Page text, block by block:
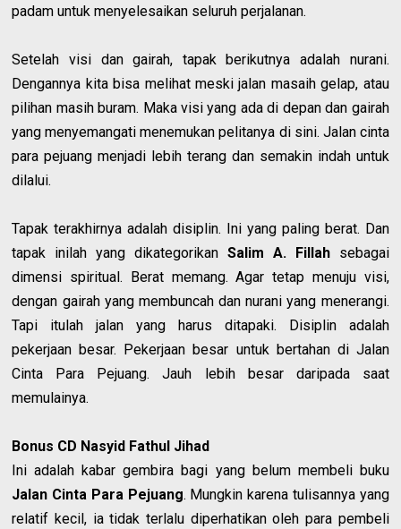
padam untuk menyelesaikan seluruh perjalanan.
Setelah visi dan gairah, tapak berikutnya adalah nurani.
Dengannya kita bisa melihat meski jalan masaih gelap, atau
pilihan masih buram. Maka visi yang ada di depan dan gairah
yang menyemangati menemukan pelitanya di sini. Jalan cinta
para pejuang menjadi lebih terang dan semakin indah untuk
dilalui.
Tapak terakhirnya adalah disiplin. Ini yang paling berat. Dan
tapak inilah yang dikategorikan Salim A. Fillahsebagai
dimensi spiritual. Berat memang. Agar tetap menuju visi,
dengan gairah yang membuncah dan nurani yang menerangi.
Tapi itulah jalan yang harus ditapaki. Disiplin adalah
pekerjaan besar. Pekerjaan besar untuk bertahan di Jalan
Cinta Para Pejuang. Jauh lebih besar daripada saat
memulainya.
Bonus CD Nasyid Fathul Jihad
Ini adalah kabar gembira bagi yang belum membeli buku
Jalan Cinta Para Pejuang. Mungkin karena tulisannya yang
relatif kecil, ia tidak terlalu diperhatikan oleh para pembeli